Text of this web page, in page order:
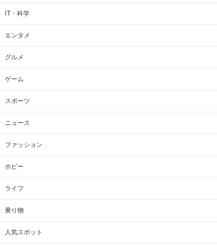
IT・科学
エンタメ
グルメ
ゲーム
スポーツ
ニュース
ファッション
ホビー
ライフ
乗り物
人気スポット